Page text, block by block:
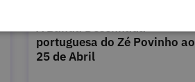
A Banda Desenhada
portuguesa do Zé Povinho ao
25 de Abril